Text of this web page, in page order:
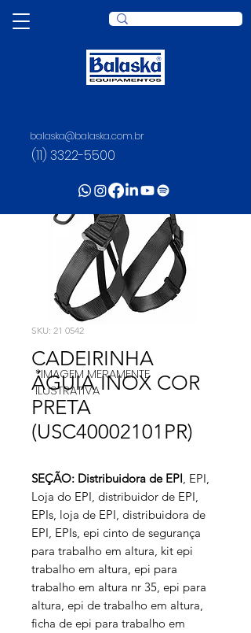
balaska@balaska.com.br
(11) 3322-5500
SKU: 21 0542
CADEIRINHA
ÁGUIA INOX COR
PRETA
(USC40002101PR)
SEÇÃO: Distribuidora de EPI, EPI,
Loja do EPI, distribuidor de EPI,
EPIs, loja de EPI, distribuidora de
EPI, EPIs, epi cinto de segurança
para trabalho em altura, kit epi
trabalho em altura, epi para
trabalho em altura nr 35, epi para
altura, epi de trabalho em altura,
ficha de epi para trabalho em
*IMAGEM MERAMENTE
ILUSTRATIVA